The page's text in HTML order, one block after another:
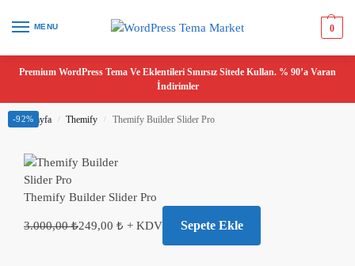
MENU 0
Premium WordPress Tema Ve Eklentileri Sınırsız Sitede Kullan. % 90’a Varan
İndirimler
Ana Sayfa / Themify / Themify Builder Slider Pro
Themify Builder Slider Pro
3.000,00₺249,00 ₺ + KDV Sepete Ekle
-92%